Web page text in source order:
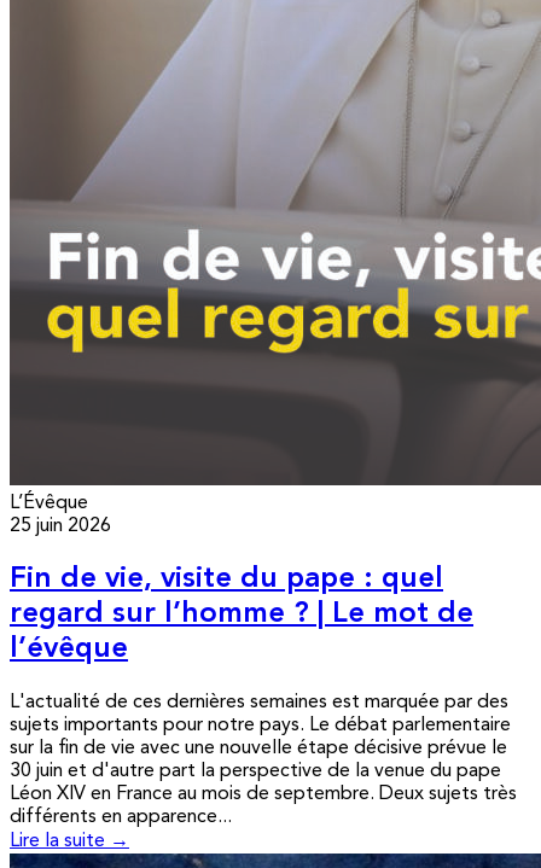
L’Évêque
25 juin 2026
Fin de vie, visite du pape : quel
regard sur l’homme ? | Le mot de
l’évêque
L'actualité de ces dernières semaines est marquée par des
sujets importants pour notre pays. Le débat parlementaire
sur la fin de vie avec une nouvelle étape décisive prévue le
30 juin et d'autre part la perspective de la venue du pape
Léon XIV en France au mois de septembre. Deux sujets très
différents en apparence...
Lire la suite →